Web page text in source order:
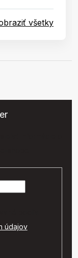
všetky
údajov.